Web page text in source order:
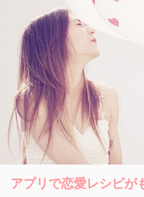
アプリで恋愛レシピが